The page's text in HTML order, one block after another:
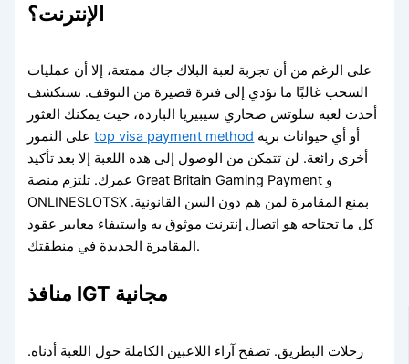
الإنترنت؟
على الرغم من أن تجربة لعبة البلاك جاك ممتعة، إلا أن عمليات
السحب غالبًا ما تؤدي إلى فترة قصيرة من التوقف. تستكشف
أحدث لعبة سلوتس صحاري سيبيريا الباردة، حيث يمكنك العثور
على النمورtop visa payment method
أخرى رائعة. لن تتمكن من الوصول إلى هذه اللعبة إلا بعد تأكيد
عمرك. تلتزم منصة Great Britain Gaming Payment و
ONLINESLOTSX بمنع المقامرة لمن هم دون السن القانونية.
كل ما تحتاجه هو اتصال إنترنت موثوق به واستيفاء معايير عقود
المقامرة الجديدة في منطقتك.
منافذ IGT مجانية
رحلات البطريق. تصفح آراء اللاعبين الكاملة حول اللعبة أدناه.